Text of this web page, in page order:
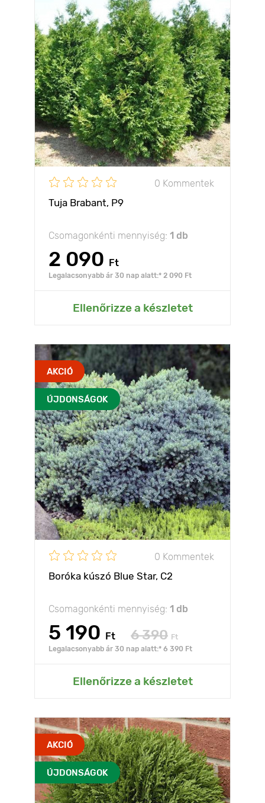
0 Kommentek
Tuja Brabant, Р9
Csomagonkénti mennyiség: 1 db
2 090 Ft
Legalacsonyabb ár 30 nap alatt:* 2 090 Ft
Ellenőrizze a készletet
AKCIÓ
ÚJDONSÁGOK
0 Kommentek
Boróka kúszó Blue Star, C2
Csomagonkénti mennyiség: 1 db
5 190 Ft 6 390 Ft
Legalacsonyabb ár 30 nap alatt:* 6 390 Ft
Ellenőrizze a készletet
AKCIÓ
ÚJDONSÁGOK